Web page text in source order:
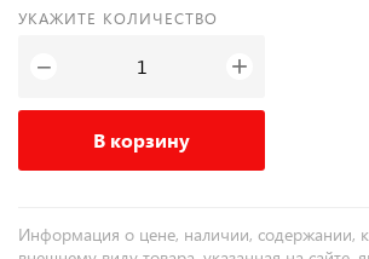
УКАЖИТЕ КОЛИЧЕСТВО
− +
В корзину
Информация о цене, наличии, содержании,